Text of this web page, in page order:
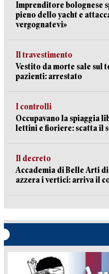
Imprenditore bolognese
pieno dello yacht e
vergognatevi»
Il travestimento
Vestito da morte sale sul
pazienti: arrestato
I controlli
Occupavano la spiaggia
lettini e fioriere: scatta il
Il decreto
Accademia di Belle Arti
azzera i vertici: arriva il